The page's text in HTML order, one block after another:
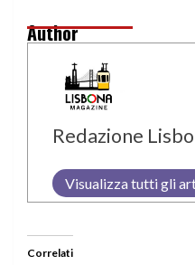
Author
Redazione
Visualizza tutti gli
Correlati